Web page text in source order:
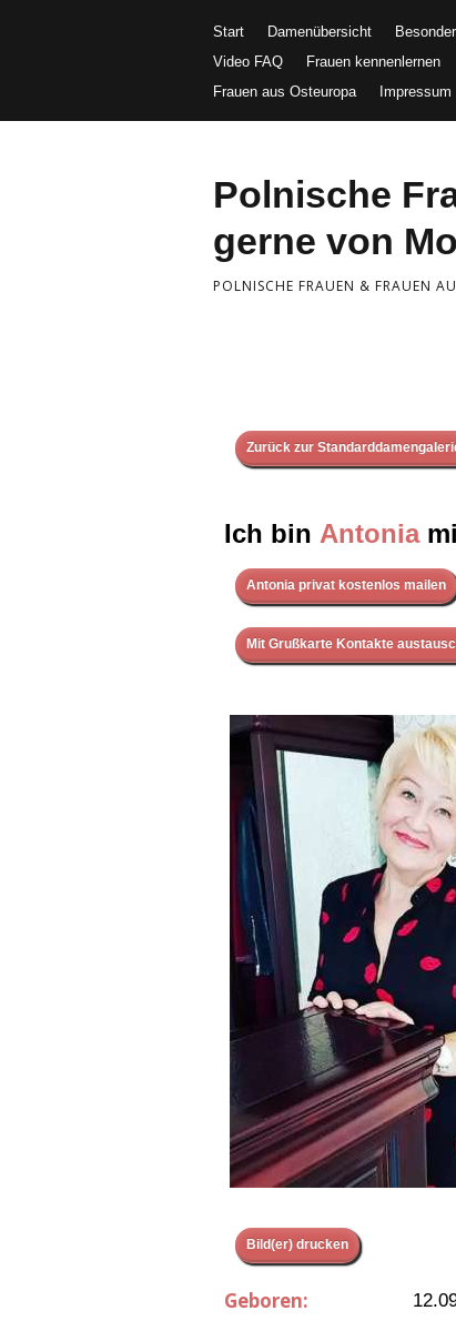
Start Damenübersicht
Video FAQ
Frauen kennenlernen
Frauen aus Osteuropa
Impressum
Polnische
gerne von
POLNISCHE FRAUEN & FRAUEN
Zurück zur
Ich bin Antonia
Antonia privat kostenlos mailen
Mit Grußkarte Kontakte
Bild(er) drucken
Geboren: